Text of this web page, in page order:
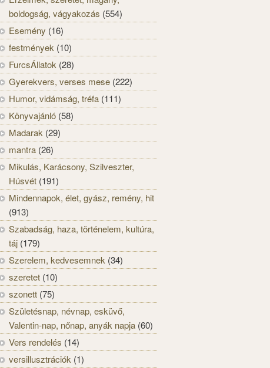
boldogság, vágyakozás (554)
Esemény (16)
festmények (10)
FurcsÁllatok (28)
Gyerekvers, verses mese (222)
Humor, vidámság, tréfa (111)
Könyvajánló (58)
Madarak (29)
mantra (26)
Mikulás, Karácsony, Szilveszter,
Húsvét (191)
Mindennapok, élet, gyász, remény, hit
(913)
Szabadság, haza, történelem, kultúra,
táj (179)
Szerelem, kedvesemnek (34)
szeretet (10)
szonett (75)
Születésnap, névnap, esküvő,
Valentin-nap, nőnap, anyák napja (60)
Vers rendelés (14)
versillusztrációk (1)